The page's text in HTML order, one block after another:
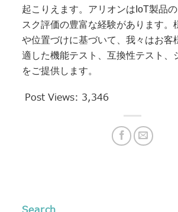
起こりえます。アリオンはIoT製品
スク評価の豊富な経験があります。
や位置づけに基づいて、我々はお客
適した機能テスト、互換性テスト、
をご提供します。
Post Views: 3,346